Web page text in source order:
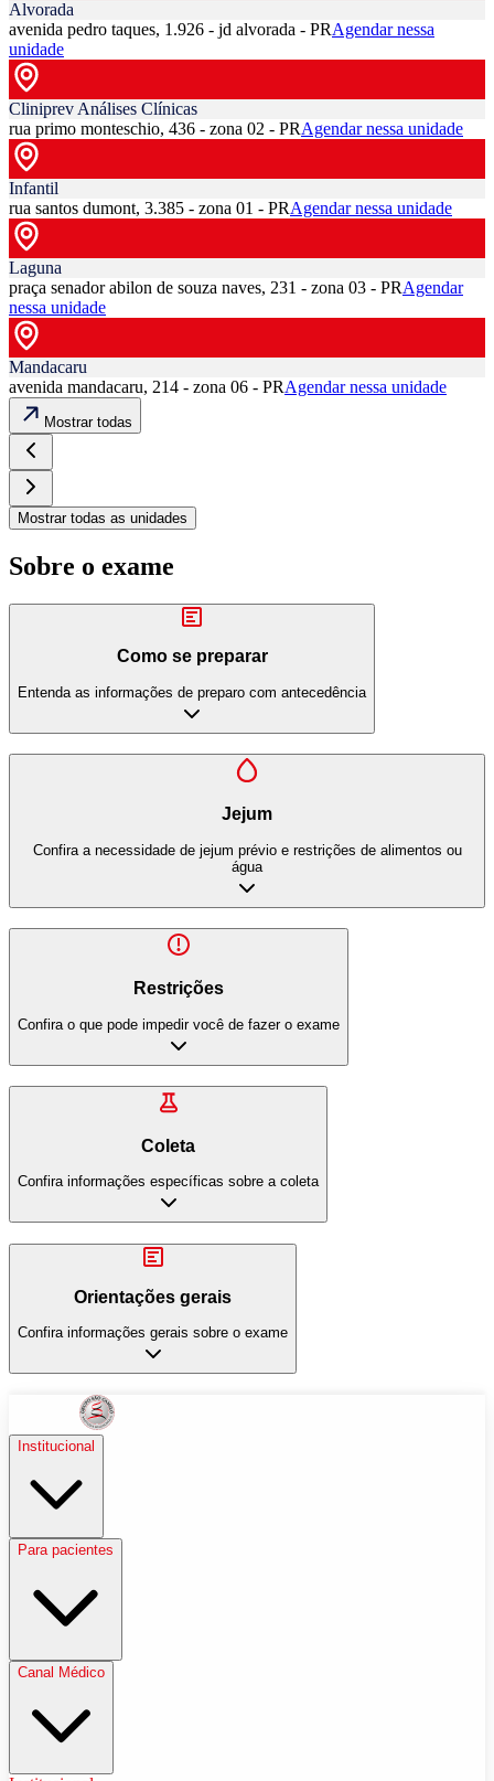
Alvorada
avenida pedro taques, 1.926 - jd alvorada - PRAgendar nessa
unidade
Cliniprev Análises Clínicas
rua primo monteschio, 436 - zona 02 - PRAgendar nessa unidade
Infantil
rua santos dumont, 3.385 - zona 01 - PRAgendar nessa unidade
Laguna
praça senador abilon de souza naves, 231 - zona 03 - PRAgendar
nessa unidade
Mandacaru
avenida mandacaru, 214 - zona 06 - PRAgendar nessa unidade
Mostrar todas
Mostrar todas as unidades
Sobre o exame
Como se preparar
Entenda as informações de preparo com antecedência
Jejum
Confira a necessidade de jejum prévio e restrições de alimentos ou
água
Restrições
Confira o que pode impedir você de fazer o exame
Coleta
Confira informações específicas sobre a coleta
Orientações gerais
Confira informações gerais sobre o exame
Institucional
Para pacientes
Canal Médico